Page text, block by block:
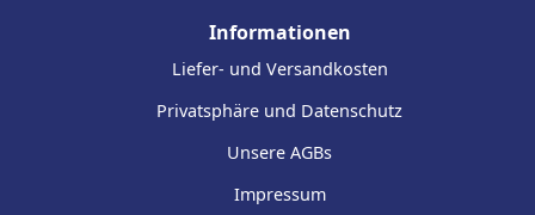
Informationen
Liefer- und Versandkosten
Privatsphäre und Datenschutz
Unsere AGBs
Impressum